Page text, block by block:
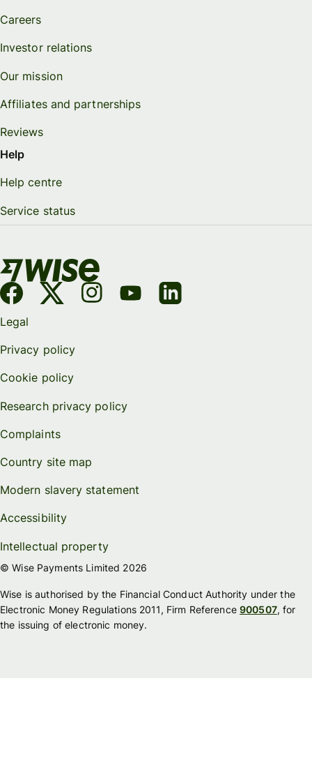
Careers
Investor relations
Our mission
Affiliates and partnerships
Reviews
Help
Help centre
Service status
Legal
Privacy policy
Cookie policy
Research privacy policy
Complaints
Country site map
Modern slavery statement
Accessibility
Intellectual property
© Wise Payments Limited 2026
Wise is authorised by the Financial Conduct Authority under the
Electronic Money Regulations 2011, Firm Reference900507, for
the issuing of electronic money.